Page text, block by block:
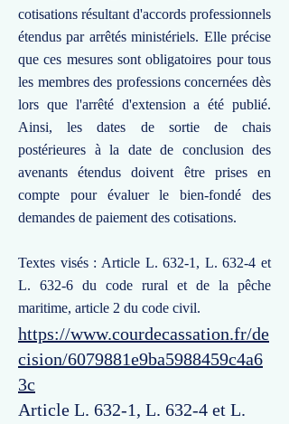
cotisations résultant d'accords professionnels
étendus par arrêtés ministériels. Elle précise
que ces mesures sont obligatoires pour tous
les membres des professions concernées dès
lors que l'arrêté d'extension a été publié.
Ainsi, les dates de sortie de chais
postérieures à la date de conclusion des
avenants étendus doivent être prises en
compte pour évaluer le bien-fondé des
demandes de paiement des cotisations.
Textes visés : Article L. 632-1, L. 632-4 et
L. 632-6 du code rural et de la pêche
maritime, article 2 du code civil.
https://www.courdecassation.fr/de
cision/6079881e9ba5988459c4a6
3c
Article L. 632-1, L. 632-4 et L.